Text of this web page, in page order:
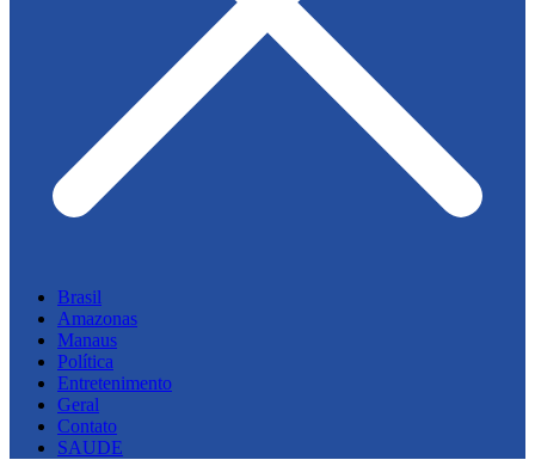
Brasil
Amazonas
Manaus
Política
Entretenimento
Geral
Contato
SAUDE